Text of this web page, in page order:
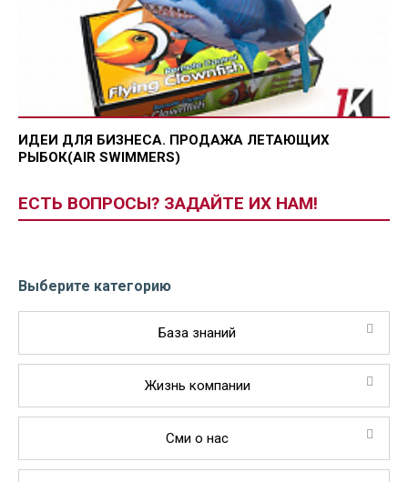
ИДЕИ ДЛЯ БИЗНЕСА. ПРОДАЖА ЛЕТАЮЩИХ
РЫБОК(AIR SWIMMERS)
ЕСТЬ ВОПРОСЫ? ЗАДАЙТЕ ИХ НАМ!
Выберите категорию
База знаний
Жизнь компании
Сми о нас